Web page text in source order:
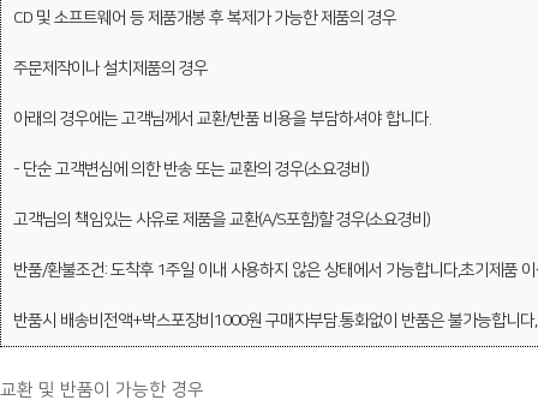
CD 및 소프트웨어 등 제품개봉 후 복제가 가능한 제품의 경우
주문제작이나 설치제품의 경우
아래의 경우에는 고객님께서 교환/반품 비용을 부담하셔야 합니다.
- 단순 고객변심에 의한 반송 또는 교환의 경우(소요경비)
고객님의 책임있는 사유로 제품을 교환(A/S포함)할 경우(소요경비)
반품/환불조건: 도착후 1주일 이내 사용하지 않은 상태에서 가능합니다,초기제품
반품시 배송비전액+박스포장비1000원 구매자부담.통화없이 반품은 불가능합니다,
교환 및 반품이 가능한 경우